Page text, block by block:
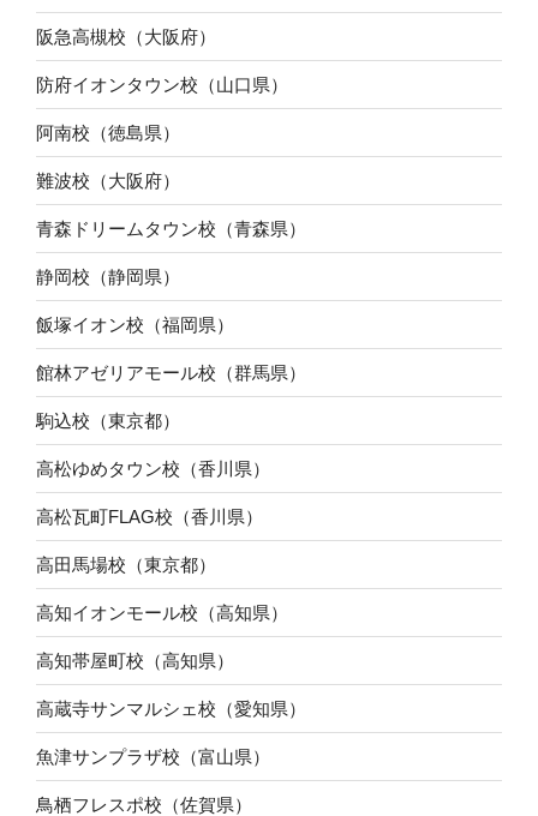
阪急高槻校（大阪府）
防府イオンタウン校（山口県）
阿南校（徳島県）
難波校（大阪府）
青森ドリームタウン校（青森県）
静岡校（静岡県）
飯塚イオン校（福岡県）
館林アゼリアモール校（群馬県）
駒込校（東京都）
高松ゆめタウン校（香川県）
高松瓦町FLAG校（香川県）
高田馬場校（東京都）
高知イオンモール校（高知県）
高知帯屋町校（高知県）
高蔵寺サンマルシェ校（愛知県）
魚津サンプラザ校（富山県）
鳥栖フレスポ校（佐賀県）